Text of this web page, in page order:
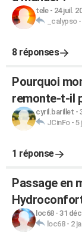
tele- 24 juil.
_calypso-
8 réponses
Pourquoi
remonte-t-il
cyril.barillet -
JCinFo- 5
1 réponse
Passage en
loc68- 31
loc68- 2